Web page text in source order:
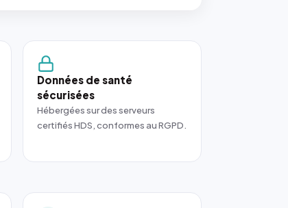
Données de santé
sécurisées
Hébergées sur des serveurs
certifiés HDS, conformes au RGPD.